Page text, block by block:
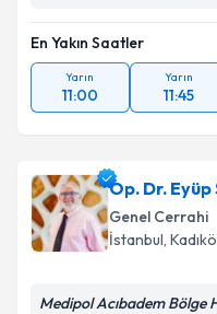
En Yakın Saatler
Yarın
11:00
Yarın
11:45
Op. Dr. Eyüp
Genel Cerrahi
İstanbul,
Medipol Acıbadem Bölge